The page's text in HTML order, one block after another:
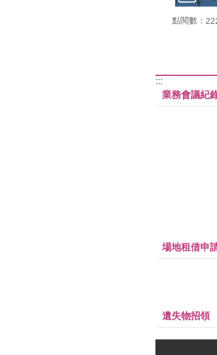
點閱數：
:::
業務會議紀
場地租借申
遺失物招領